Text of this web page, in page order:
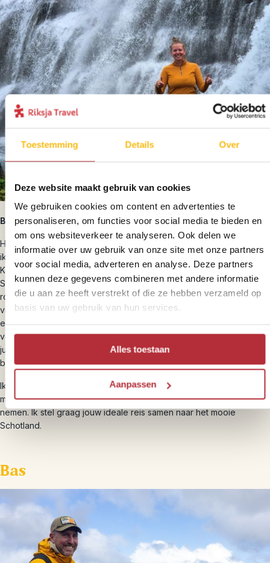
Toestemming Details Over
Deze website maakt gebruik van cookies
We gebruiken cookies om content en advertenties te
personaliseren, om functies voor social media te bieden en
om ons websiteverkeer te analyseren. Ook delen we
informatie over uw gebruik van onze site met onze partners
voor social media, adverteren en analyse. Deze partners
kunnen deze gegevens combineren met andere informatie
die u aan ze heeft verstrekt of die ze hebben verzameld op
basis van uw gebruik van hun services.
Alles toestaan
Aanpassen
Bestemmingsexpert Schotland en IJsland
Hoi, mijn naam is Leonie! Reizen is iets wat ik enorm graag doe en
ik trek het liefst naar het noorden van Europa. Het Verenigd
Koninkrijk is daar één van mijn favoriete bestemmingen. En
Schotland is dan zeker de kers op de taart. Je kunt hier uren
rondrijden in de bijzondere natuur zonder dat je iemand ziet, maar
vindt er ook levendige steden en een toffe cultuur. De mensen zijn
enorm vriendelijk en dat accent, hoewel soms wat moeilijk te
verstaan, is geweldig. Het land leent zich voor een korte trip, maar
juist vooral voor een langere rondreis, omdat het veel afwisseling
biedt.
Ik deel graag mijn passie voor dit mooie land en ga dan ook graag
met je in gesprek om de verschillende mogelijkheden door te
nemen. Ik stel graag jouw ideale reis samen naar het mooie
Schotland.
Bas